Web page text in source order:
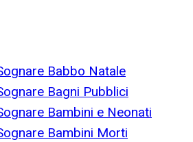
Babbo Natale
Bagni Pubblici
Bambini e Neonati
Bambini Morti